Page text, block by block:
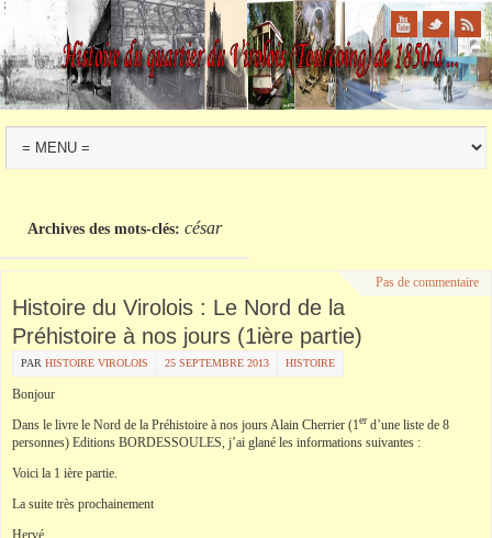
Archives des mots-clés: césar
Pas de commentaire
Histoire du Virolois : Le Nord de la
Préhistoire à nos jours (1ière partie)
PAR HISTOIRE VIROLOIS 25 SEPTEMBRE 2013 HISTOIRE
Bonjour
Dans le livre le Nord de la Préhistoire à nos jours Alain Cherrier (1er d’une liste de 8
personnes) Editions BORDESSOULES, j’ai glané les informations suivantes :
Voici la 1 ière partie.
La suite très prochainement
Hervé